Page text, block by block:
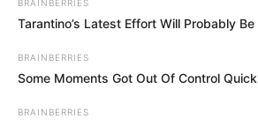
วันนี้ก่อนออกจากบ้านไปท
ค้าขาย
BRAINBERRIES
Tarantino’s Latest Effort Will Probably
BRAINBERRIES
Some Moments Got Out Of Control
BRAINBERRIES